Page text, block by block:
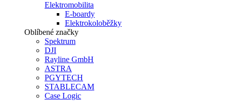
Elektromobilita
E-boardy
Elektrokoloběžky
Oblíbené značky
Spektrum
DJI
Rayline GmbH
ASTRA
PGYTECH
STABLECAM
Case Logic